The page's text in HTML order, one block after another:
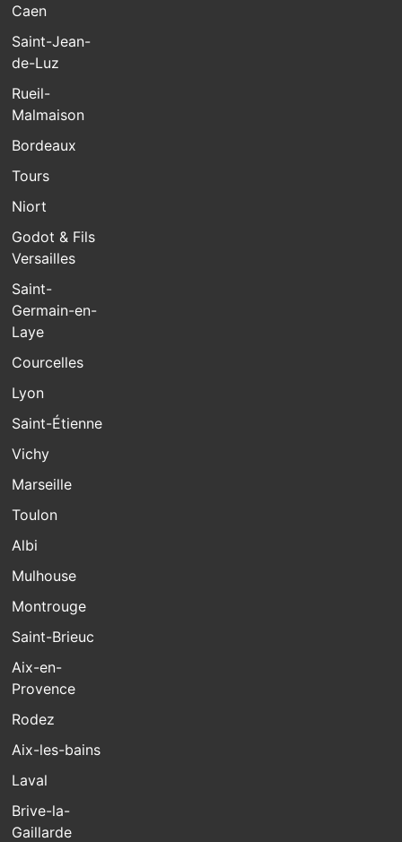
Caen
Saint-Jean-
de-Luz
Rueil-
Malmaison
Bordeaux
Tours
Niort
Godot & Fils
Versailles
Saint-
Germain-en-
Laye
Courcelles
Lyon
Saint-Étienne
Vichy
Marseille
Toulon
Albi
Mulhouse
Montrouge
Saint-Brieuc
Aix-en-
Provence
Rodez
Aix-les-bains
Laval
Brive-la-
Gaillarde